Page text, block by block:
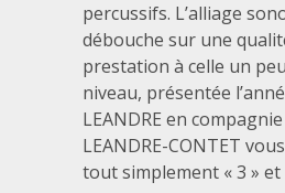
percussifs. L’alliage
débouche sur une
prestation à celle un
niveau, présentée
LEANDRE en
LEANDRE-CONTET
tout simplement « 3 » et